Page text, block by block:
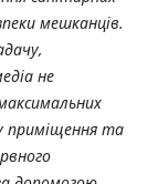
мешканців.
не
приміщення та